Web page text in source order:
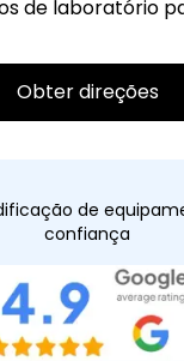
de laboratório
Obter direções
de
confiança